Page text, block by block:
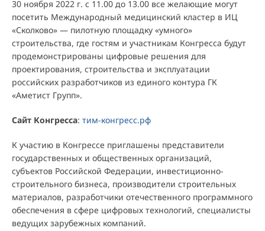
30 ноября 2022 г. с 11.00 до 13.00 все желающие могут
посетить Международный медицинский кластер в ИЦ
«Сколково» — пилотную площадку «умного»
строительства, где гостям и участникам Конгресса будут
продемонстрированы цифровые решения для
проектирования, строительства и эксплуатации
российских разработчиков из единого контура ГК
«Аметист Групп».
Сайт Конгресса: тим-конгресс.рф
К участию в Конгрессе приглашены представители
государственных и общественных организаций,
субъектов Российской Федерации, инвестиционно-
строительного бизнеса, производители строительных
материалов, разработчики отечественного программного
обеспечения в сфере цифровых технологий, специалисты
ведущих зарубежных компаний.